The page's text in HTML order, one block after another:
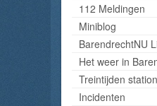
112 Meldingen
Miniblog
BarendrechtNU
Het weer in
Treintijden
Incidenten